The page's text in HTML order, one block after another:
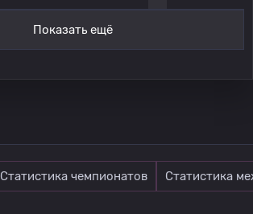
Показать ещё
Статистика чемпионатов Статистика